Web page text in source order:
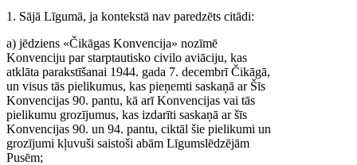
1. Sājā Līgumā, ja kontekstā nav paredzēts citādi:
a) jēdziens «Čikāgas Konvencija» nozīmē
Konvenciju par starptautisko civilo aviāciju, kas
atklāta parakstīšanai 1944. gada 7. decembrī Čikāgā,
un visus tās pielikumus, kas pieņemti saskaņā ar Šīs
Konvencijas 90. pantu, kā arī Konvencijas vai tās
pielikumu grozījumus, kas izdarīti saskaņā ar šīs
Konvencijas 90. un 94. pantu, ciktāl šie pielikumi un
grozījumi kļuvuši saistoši abām Līgumslēdzējām
Pusēm;